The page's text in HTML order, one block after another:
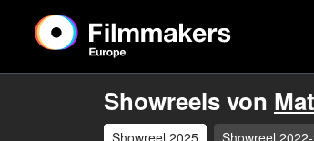
Showreels von
Showreel 2025 Showreel